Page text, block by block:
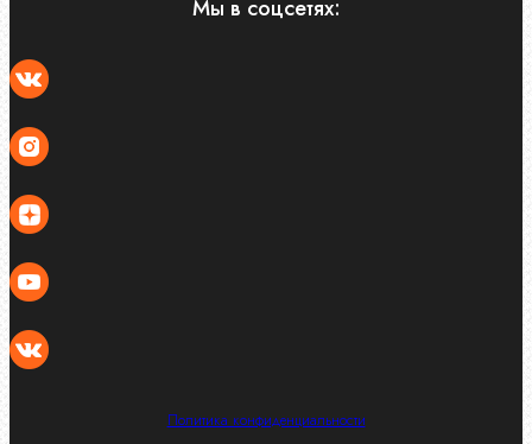
Мы в соцсетях:
Политика конфиденциальности